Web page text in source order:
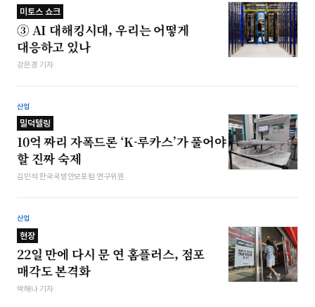
미토스 쇼크
③ AI 대해킹시대, 우리는 어떻게
대응하고 있나
강은경 기자
산업
밀덕텔링
10억 짜리 자폭드론 ‘K-루카스’가 풀어야
할 진짜 숙제
김민석 한국국방안보포럼 연구위원
산업
현장
22일 만에 다시 문 연 홈플러스, 점포
매각도 본격화
박해나 기자